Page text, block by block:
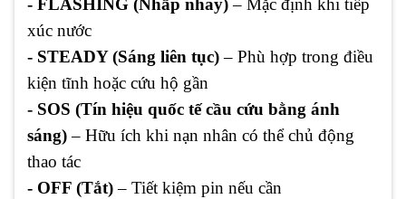
- FLASHING (Nhấp nháy)– Mặc định khi tiếp
xúc nước
- STEADY (Sáng liên tục)– Phù hợp trong điều
kiện tĩnh hoặc cứu hộ gần
- SOS (Tín hiệu quốc tế cầu cứu bằng ánh
sáng)– Hữu ích khi nạn nhân có thể chủ động
thao tác
- OFF (Tắt)– Tiết kiệm pin nếu cần